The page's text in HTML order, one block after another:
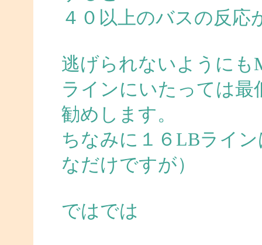
４０以上のバスの反
逃げられないようにも
ラインにいたっては
勧めします。
ちなみに１６LBライ
なだけですが）
ではでは